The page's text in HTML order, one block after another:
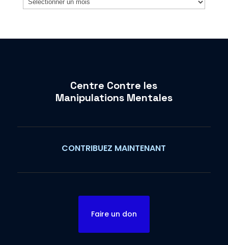
Centre Contre les
Manipulations Mentales
CONTRIBUEZ MAINTENANT
Faire un don